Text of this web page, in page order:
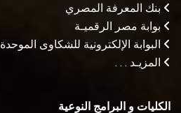
بنك المعرفة المصري
بوابة مصر الرقميـة
البوابة الإلكترونية للشكاوى الموحدة
المزيـد . . .
الكليات و البرامج النوعية